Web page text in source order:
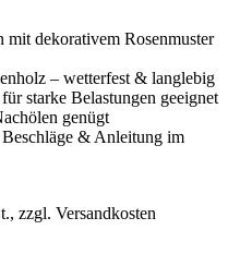
mit dekorativem Rosenmuster
– wetterfest & langlebig
starke Belastungen geeignet
genügt
& Anleitung im
zzgl. Versandkosten